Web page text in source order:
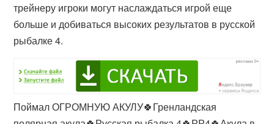
трейнеру игроки могут наслаждаться игрой еще
больше и добиваться высоких результатов в русской
рыбалке 4.
Поймал ОГРОМНУЮ АКУЛУ🍀Гренландская